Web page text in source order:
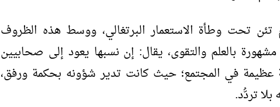
تئن تحت وطأة الاستعمار البرتغالي، ووسط هذه الظروف
بالعلم والتقوى، يقال: إن نسبها يعود إلى صحابيين
عظيمة في المجتمع؛ حيث كانت تدير شؤونه بحكمة ورفق،
تردُّد.